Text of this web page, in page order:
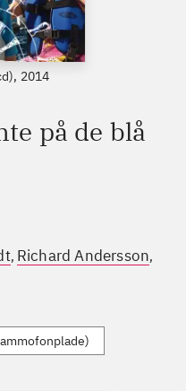
2014
på de blå
, Richard Andersson,